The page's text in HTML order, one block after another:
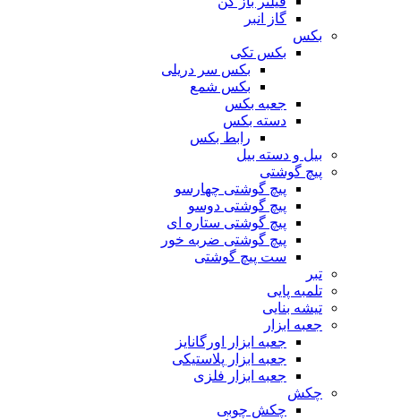
گاز انبر
بکس
بکس تکی
بکس سر دریلی
بکس شمع
جعبه بکس
دسته بکس
رابط بکس
بیل و دسته بیل
پیچ گوشتی
پیچ گوشتی چهارسو
پیچ گوشتی دوسو
پیچ گوشتی ستاره‌ ای
پیچ گوشتی ضربه خور
ست پیچ گوشتی
تبر
تلمبه پایی
تیشه بنایی
جعبه ابزار
جعبه ابزار اورگانایز
جعبه ابزار پلاستیکی
جعبه ابزار فلزی
چکش
چکش چوبی